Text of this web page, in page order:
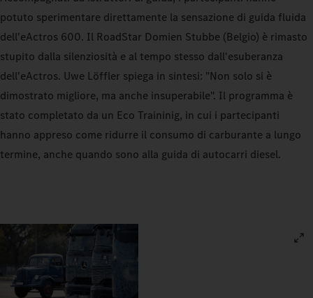
potuto sperimentare direttamente la sensazione di guida fluida
dell'eActros 600. Il RoadStar Domien Stubbe (Belgio) è rimasto
stupito dalla silenziosità e al tempo stesso dall'esuberanza
dell'eActros. Uwe Löffler spiega in sintesi: "Non solo si è
dimostrato migliore, ma anche insuperabile". Il programma è
stato completato da un Eco Traininig, in cui i partecipanti
hanno appreso come ridurre il consumo di carburante a lungo
termine, anche quando sono alla guida di autocarri diesel.